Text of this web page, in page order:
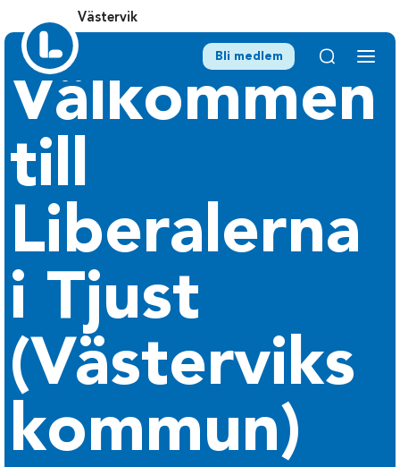
Västervik
Bli medlem
Välkommen
till
Liberalerna
i Tjust
(Västerviks
kommun)